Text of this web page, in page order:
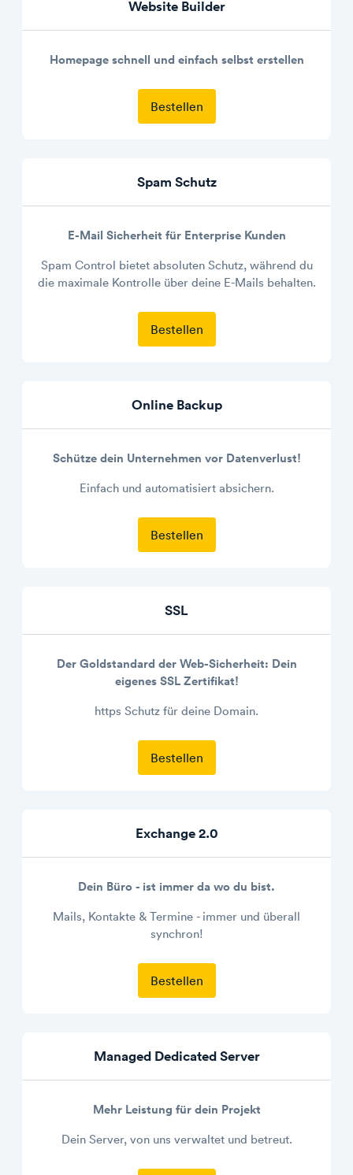
Website Builder
Homepage schnell und einfach selbst erstellen
Bestellen
Spam Schutz
E-Mail Sicherheit für Enterprise Kunden
Spam Control bietet absoluten Schutz, während du
die maximale Kontrolle über deine E-Mails behalten.
Bestellen
Online Backup
Schütze dein Unternehmen vor Datenverlust!
Einfach und automatisiert absichern.
Bestellen
SSL
Der Goldstandard der Web-Sicherheit: Dein
eigenes SSL Zertifikat!
https Schutz für deine Domain.
Bestellen
Exchange 2.0
Dein Büro - ist immer da wo du bist.
Mails, Kontakte & Termine - immer und überall
synchron!
Bestellen
Managed Dedicated Server
Mehr Leistung für dein Projekt
Dein Server, von uns verwaltet und betreut.